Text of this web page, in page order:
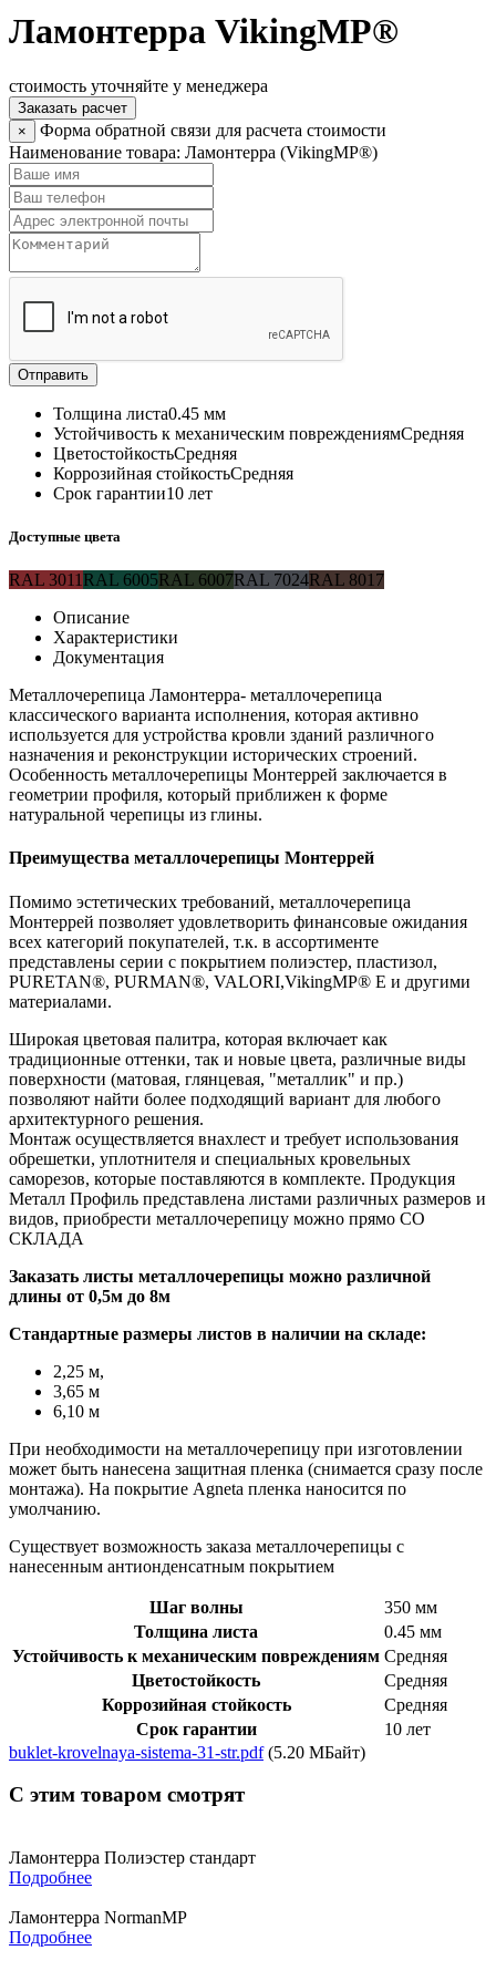
Ламонтерра VikingMP®
стоимость уточняйте у менеджера
Заказать расчет
×
Форма обратной связи для расчета стоимости
Наименование товара: Ламонтерра (VikingMP®)
Отправить
Толщина листа0.45 мм
Устойчивость к механическим повреждениямСредняя
ЦветостойкостьСредняя
Коррозийная стойкостьСредняя
Срок гарантии10 лет
Доступные цвета
RAL 3011 RAL 6005RAL 6007RAL 7024RAL 8017
Описание
Характеристики
Документация
Металлочерепица Ламонтерра- металлочерепица
классического варианта исполнения, которая активно
используется для устройства кровли зданий различного
назначения и реконструкции исторических строений.
Особенность металлочерепицы Монтеррей заключается в
геометрии профиля, который приближен к форме
натуральной черепицы из глины.
Преимущества металлочерепицы Монтеррей
Помимо эстетических требований, металлочерепица
Монтеррей позволяет удовлетворить финансовые ожидания
всех категорий покупателей, т.к. в ассортименте
представлены серии с покрытием полиэстер, пластизол,
PURETAN®, PURMAN®, VALORI,VikingMP® E и другими
материалами.
Широкая цветовая палитра, которая включает как
традиционные оттенки, так и новые цвета, различные виды
поверхности (матовая, глянцевая, "металлик" и пр.)
позволяют найти более подходящий вариант для любого
архитектурного решения.
Монтаж осуществляется внахлест и требует использования
обрешетки, уплотнителя и специальных кровельных
саморезов, которые поставляются в комплекте. Продукция
Металл Профиль представлена листами различных размеров и
видов, приобрести металлочерепицу можно прямо СО
СКЛАДА
Заказать листы металлочерепицы можно различной
длины от 0,5м до 8м
Стандартные размеры листов в наличии на складе:
2,25 м,
3,65 м
6,10 м
При необходимости на металлочерепицу при изготовлении
может быть нанесена защитная пленка (снимается сразу после
монтажа). На покрытие Agneta пленка наносится по
умолчанию.
Существует возможность заказа металлочерепицы с
нанесенным антионденсатным покрытием
Шаг волны
350 мм
Толщина листа
0.45 мм
Устойчивость к механическим повреждениям Средняя
Цветостойкость
Средняя
Коррозийная стойкость
Средняя
Срок гарантии
10 лет
buklet-krovelnaya-sistema-31-str.pdf (5.20 МБайт)
С этим товаром смотрят
Ламонтерра Полиэстер стандарт
Подробнее
Ламонтерра NormanMP
Подробнее